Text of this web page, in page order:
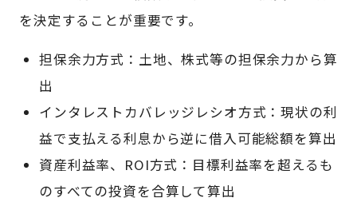
を決定することが重要です。
担保余力方式：土地、株式等の担保余力から算
出
インタレストカバレッジレシオ方式：現状の利
益で支払える利息から逆に借入可能総額を算出
資産利益率、ROI方式：目標利益率を超えるも
のすべての投資を合算して算出